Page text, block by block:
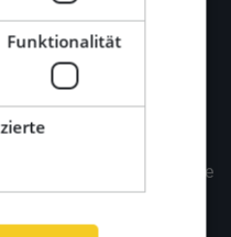
für Kandidaten als
Sektor
in dem der
Stelle steht und Erfolge
Funktionalität